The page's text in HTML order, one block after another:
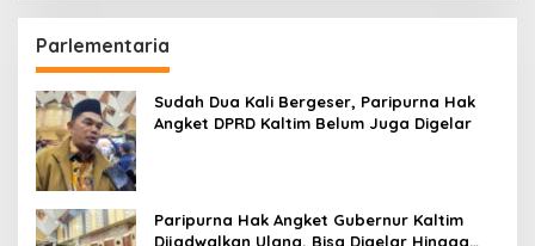
Parlementaria
Sudah Dua Kali Bergeser, Paripurna Hak
Angket DPRD Kaltim Belum Juga Digelar
Paripurna Hak Angket Gubernur Kaltim
Dijadwalkan Ulang, Bisa Digelar Hingga